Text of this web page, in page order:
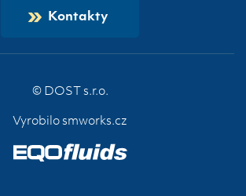
Kontakty
© DOST s.r.o.
Vyrobilo smworks.cz